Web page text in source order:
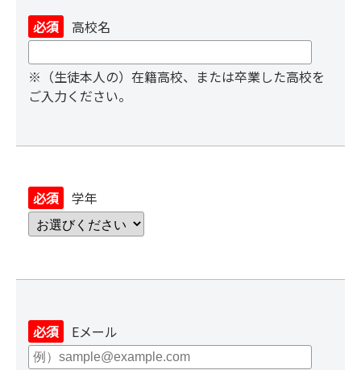
必須 高校名
※（生徒本人の）在籍高校、または卒業した高校を
ご入力ください。
必須 学年
必須 Eメール